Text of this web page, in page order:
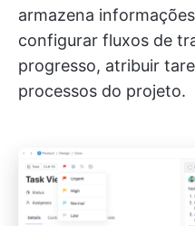
armazena
configurar fluxos de
progresso, atribuir
processos do projeto.